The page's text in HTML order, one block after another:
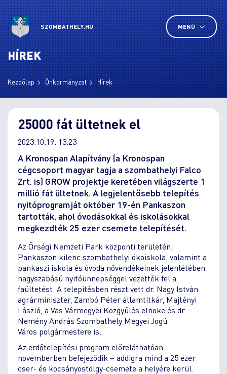
SZOMBATHELY.HU MENÜ
HÍREK
Kezdőlap Önkormányzat Hírek
25000 fát ültetnek el
2023.10.19. 13:23
A Kronospan Alapítvány (a Kronospan
cégcsoport magyar tagja a szombathelyi Falco
Zrt. is) GROW projektje keretében világszerte 1
millió fát ültetnek. A legjelentősebb telepítés
nyitóprogramját október 19-én Pankaszon
tartották, ahol óvodásokkal és iskolásokkal
megkezdték 25 ezer csemete telepítését.
Az Őrségi Nemzeti Park központi területén,
Pankaszon kilenc szombathelyi ökoiskola, valamint a
pankaszi iskola és óvoda növendékeinek jelenlétében
nagyszabású nyitóünnepséggel vezették fel a
faültetést. A telepítésben részt vett dr. Nagy István
agrárminiszter, Zambó Péter államtitkár, Majtényi
László, a Vas Vármegyei Közgyűlés elnöke és dr.
Nemény András Szombathely Megyei Jogú
Város polgármestere is.
Az erdőtelepítési program előreláthatóan
novemberben befejeződik – addigra mind a 25 ezer
cser- és kocsányostölgy-csemete a helyére kerül.